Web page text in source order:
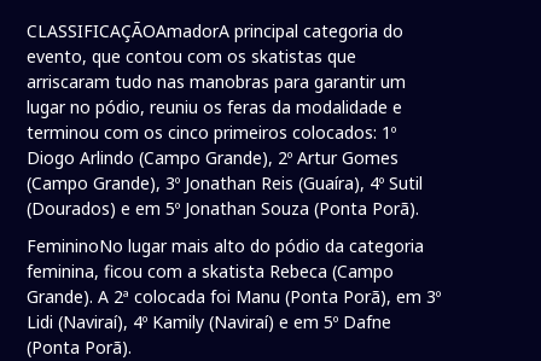
CLASSIFICAÇÃOAmadorA principal categoria do
evento, que contou com os skatistas que
arriscaram tudo nas manobras para garantir um
lugar no pódio, reuniu os feras da modalidade e
terminou com os cinco primeiros colocados: 1º
Diogo Arlindo (Campo Grande), 2º Artur Gomes
(Campo Grande), 3º Jonathan Reis (Guaíra), 4º Sutil
(Dourados) e em 5º Jonathan Souza (Ponta Porã).
FemininoNo lugar mais alto do pódio da categoria
feminina, ficou com a skatista Rebeca (Campo
Grande). A 2ª colocada foi Manu (Ponta Porã), em 3º
Lidi (Naviraí), 4º Kamily (Naviraí) e em 5º Dafne
(Ponta Porã).